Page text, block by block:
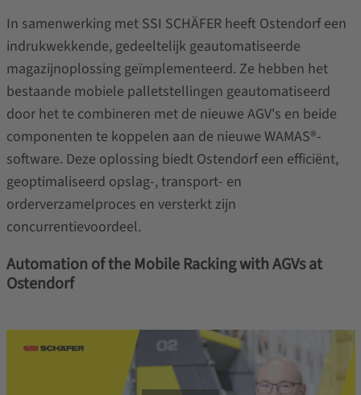
In samenwerking met SSI SCHÄFER heeft Ostendorf een
indrukwekkende, gedeeltelijk geautomatiseerde
magazijnoplossing geïmplementeerd. Ze hebben het
bestaande mobiele palletstellingen geautomatiseerd
door het te combineren met de nieuwe AGV's en beide
componenten te koppelen aan de nieuwe WAMAS®-
software. Deze oplossing biedt Ostendorf een efficiënt,
geoptimaliseerd opslag-, transport- en
orderverzamelproces en versterkt zijn
concurrentievoordeel.
Automation of the Mobile Racking with AGVs at
Ostendorf